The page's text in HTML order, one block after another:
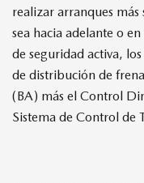
realizar arranques
sea hacia adelante o
de seguridad activa,
de distribución de
(BA) más el Control
Sistema de Control de